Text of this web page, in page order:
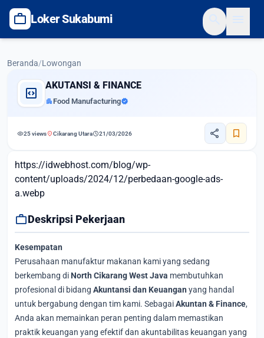
work Loker Sukabumi
Beranda/Lowongan
code_blocks AKUTANSI & FINANCE
apartment Food Manufacturingverified
visibility25 viewslocation_onCikarang Utaraschedule21/03/2026 share bookmark
https://idwebhost.com/blog/wp-
content/uploads/2024/12/perbedaan-google-ads-
a.webp
workDeskripsi Pekerjaan
Kesempatan
Perusahaan manufaktur makanan kami yang sedang
berkembang di North Cikarang West Java membutuhkan
profesional di bidang Akuntansi dan Keuangan yang handal
untuk bergabung dengan tim kami. SebagaiAkuntan & Finance,
Anda akan memainkan peran penting dalam memastikan
praktik keuangan yang efektif dan akuntabilitas keuangan yang